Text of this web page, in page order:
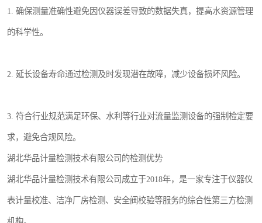
1. 确保测量准确性避免因仪器误差导致的数据失真，提高水资源管理
的科学性。
2. 延长设备寿命通过检测及时发现潜在故障，减少设备损坏风险。
3. 符合行业规范满足环保、水利等行业对流量监测设备的强制检定要
求，避免合规风险。
湖北华品计量检测技术有限公司的检测优势
湖北华品计量检测技术有限公司成立于2018年，是一家专注于仪器仪
表计量校准、洁净厂房检测、安全阀校验等服务的综合性第三方检测